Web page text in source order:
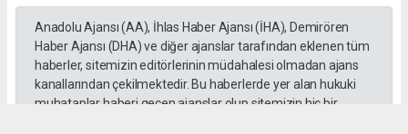
Anadolu Ajansı (AA), İhlas Haber Ajansı (İHA), Demirören
Haber Ajansı (DHA) ve diğer ajanslar tarafından eklenen tüm
haberler, sitemizin editörlerinin müdahalesi olmadan ajans
kanallarından çekilmektedir. Bu haberlerde yer alan hukuki
muhataplar haberi geçen ajanslar olup sitemizin hiç bir